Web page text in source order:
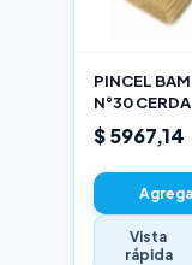
PINCEL
N°30
$ 5967,14
Vista
rápida